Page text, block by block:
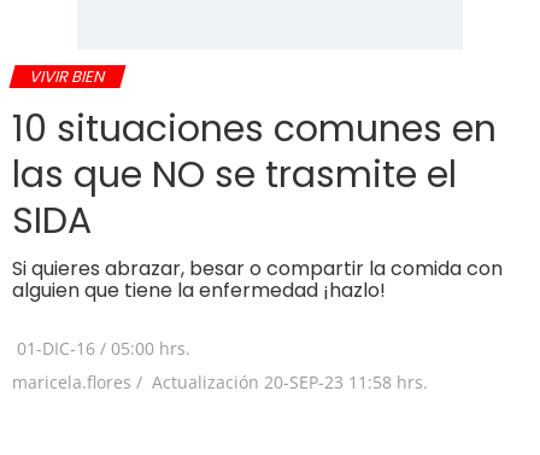
VIVIR BIEN
10 situaciones comunes en
las que NO se trasmite el
SIDA
Si quieres abrazar, besar o compartir la comida con
alguien que tiene la enfermedad ¡hazlo!
01-DIC-16 / 05:00 hrs.
maricela.flores / Actualización 20-SEP-23 11:58 hrs.